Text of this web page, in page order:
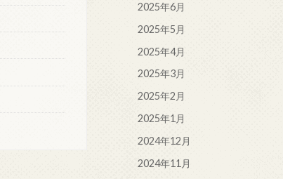
2025年6月
2025年5月
2025年4月
2025年3月
2025年2月
2025年1月
2024年12月
2024年11月